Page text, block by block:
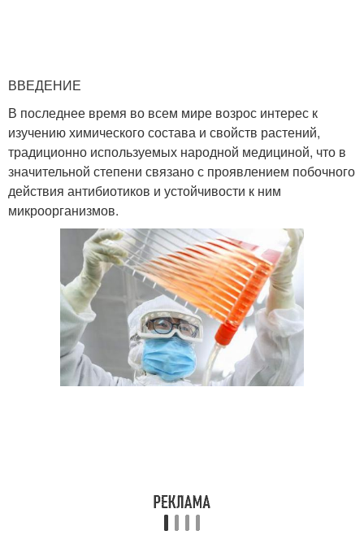
ВВЕДЕНИЕ
В последнее время во всем мире возрос интерес к
изучению химического состава и свойств растений,
традиционно используемых народной медициной, что в
значительной степени связано с проявлением побочного
действия антибиотиков и устойчивости к ним
микроорганизмов.